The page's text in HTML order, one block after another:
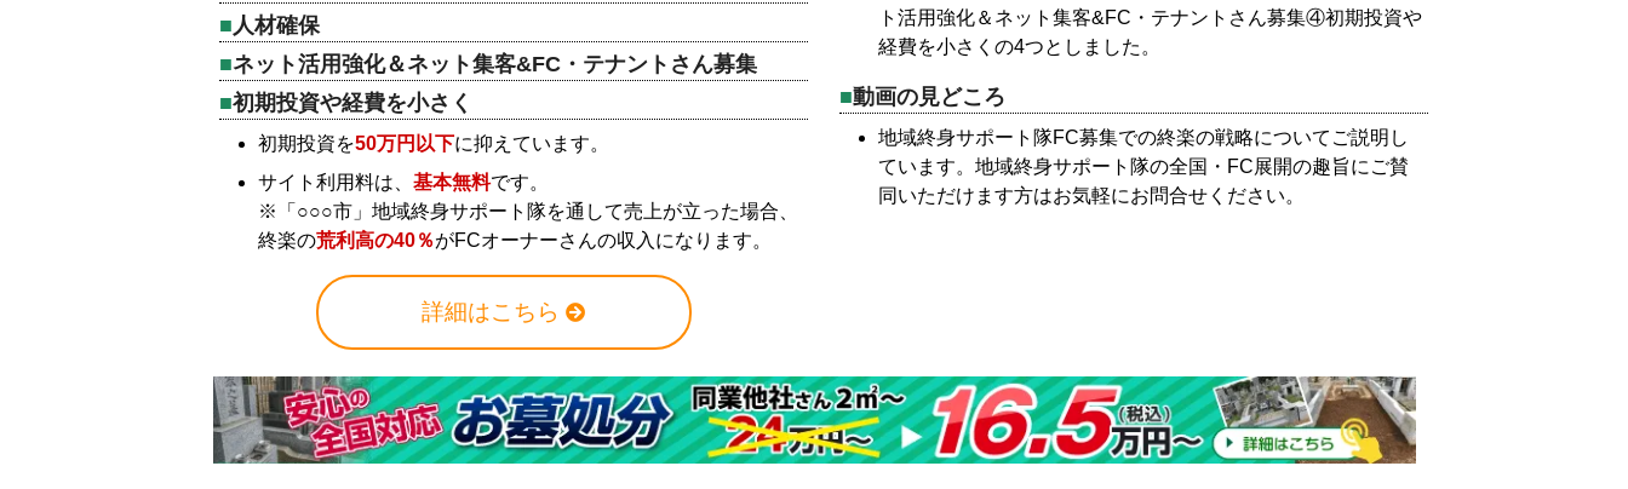
人材確保
ネット活用強化＆ネット集客&FC・テナントさん募集
初期投資や経費を小さく
初期投資を50万円以下に抑えています。
サイト利用料は、基本無料です。
※「○○○市」地域終身サポート隊を通して売上が立った場合、
終楽の荒利高の40％がFCオーナーさんの収入になります。
詳細はこちら
ト活用強化＆ネット集客&FC・テナントさん募集④初期投資や
経費を小さくの4つとしました。
動画の見どころ
地域終身サポート隊FC募集での終楽の戦略についてご説明し
ています。地域終身サポート隊の全国・FC展開の趣旨にご賛
同いただけます方はお気軽にお問合せください。